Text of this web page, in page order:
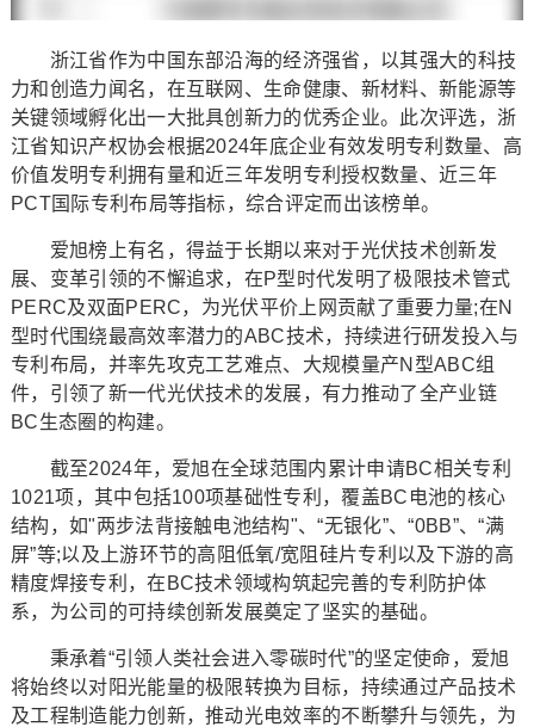
浙江省作为中国东部沿海的经济强省，以其强大的科技
力和创造力闻名，在互联网、生命健康、新材料、新能源等
关键领域孵化出一大批具创新力的优秀企业。此次评选，浙
江省知识产权协会根据2024年底企业有效发明专利数量、高
价值发明专利拥有量和近三年发明专利授权数量、近三年
PCT国际专利布局等指标，综合评定而出该榜单。
爱旭榜上有名，得益于长期以来对于光伏技术创新发
展、变革引领的不懈追求，在P型时代发明了极限技术管式
PERC及双面PERC，为光伏平价上网贡献了重要力量;在N
型时代围绕最高效率潜力的ABC技术，持续进行研发投入与
专利布局，并率先攻克工艺难点、大规模量产N型ABC组
件，引领了新一代光伏技术的发展，有力推动了全产业链
BC生态圈的构建。
截至2024年，爱旭在全球范围内累计申请BC相关专利
1021项，其中包括100项基础性专利，覆盖BC电池的核心
结构，如"两步法背接触电池结构"、“无银化”、“0BB”、“满
屏”等;以及上游环节的高阻低氧/宽阻硅片专利以及下游的高
精度焊接专利，在BC技术领域构筑起完善的专利防护体
系，为公司的可持续创新发展奠定了坚实的基础。
秉承着“引领人类社会进入零碳时代”的坚定使命，爱旭
将始终以对阳光能量的极限转换为目标，持续通过产品技术
及工程制造能力创新，推动光电效率的不断攀升与领先，为